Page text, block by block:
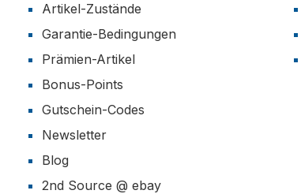
Artikel-Zustände
Garantie-Bedingungen
Prämien-Artikel
Bonus-Points
Gutschein-Codes
Newsletter
Blog
2nd Source @ ebay